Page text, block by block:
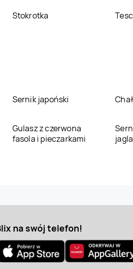
Stokrotka
Sernik japoński
Gulasz z czerwona
fasola i pieczarkami
na swój telefon!